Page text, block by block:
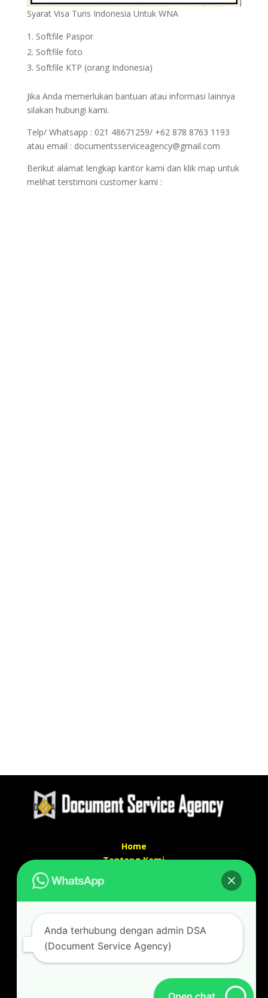
Syarat Visa Turis Indonesia Untuk WNA
Softfile Paspor
Softfile foto
Softfile KTP (orang Indonesia)
Jika Anda memerlukan bantuan atau informasi lainnya
silakan hubungi kami.
Telp/ Whatsapp : 021 48671259/ +62 878 8763 1193
atau email : documentsserviceagency@gmail.com
Berikut alamat lengkap kantor kami dan klik map untuk
melihat terstimoni customer kami :
Home
Tentang Kami
Kontak kami
Alamat kantor :
Jl Swadaya Pam No 6 Rt 006 Rw 007 Jatinegara,
Cakung, Jakarta Timur 13930
087887631193 / 021 48671259
Anda terhubung dengan admin DSA
(Document Service Agency)